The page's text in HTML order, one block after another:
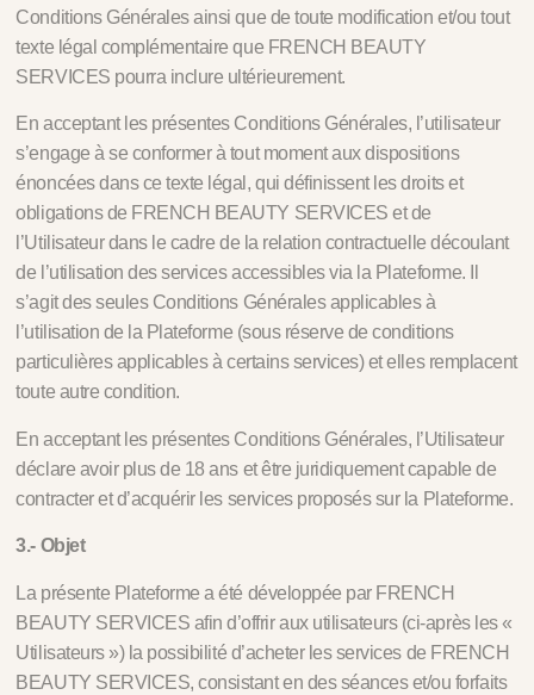
Conditions Générales ainsi que de toute modification et/ou tout
texte légal complémentaire que FRENCH BEAUTY
SERVICES pourra inclure ultérieurement.
En acceptant les présentes Conditions Générales, l’utilisateur
s’engage à se conformer à tout moment aux dispositions
énoncées dans ce texte légal, qui définissent les droits et
obligations de FRENCH BEAUTY SERVICES et de
l’Utilisateur dans le cadre de la relation contractuelle découlant
de l’utilisation des services accessibles via la Plateforme. Il
s’agit des seules Conditions Générales applicables à
l’utilisation de la Plateforme (sous réserve de conditions
particulières applicables à certains services) et elles remplacent
toute autre condition.
En acceptant les présentes Conditions Générales, l’Utilisateur
déclare avoir plus de 18 ans et être juridiquement capable de
contracter et d’acquérir les services proposés sur la Plateforme.
3.- Objet
La présente Plateforme a été développée par FRENCH
BEAUTY SERVICES afin d’offrir aux utilisateurs (ci-après les «
Utilisateurs ») la possibilité d’acheter les services de FRENCH
BEAUTY SERVICES, consistant en des séances et/ou forfaits